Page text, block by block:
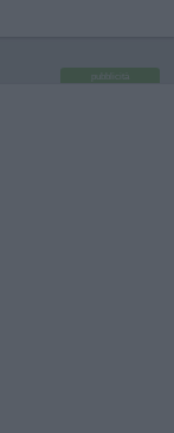
pubblicità